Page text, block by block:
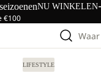
NU WINKELEN
€100
LIFESTYLE